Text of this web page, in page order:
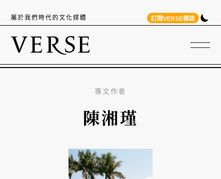
屬於我們時代的文化媒體 訂閱VERSE雜誌
專文作者
陳湘瑾